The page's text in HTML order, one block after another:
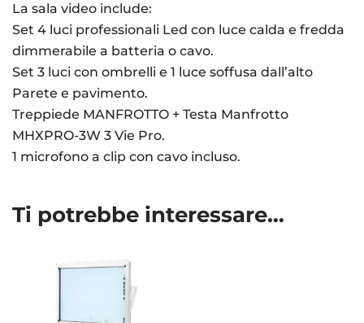
La sala video include:
Set 4 luci professionali Led con luce calda e fredda
dimmerabile a batteria o cavo.
Set 3 luci con ombrelli e 1 luce soffusa dall’alto
Parete e pavimento.
Treppiede MANFROTTO + Testa Manfrotto
MHXPRO-3W 3 Vie Pro.
1 microfono a clip con cavo incluso.
Ti potrebbe interessare…